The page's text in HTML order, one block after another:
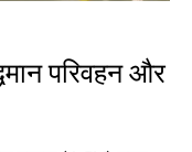
परिवहन और